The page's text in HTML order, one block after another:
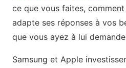
ce que vous faites,
adapte ses réponses à vos
que vous ayez à lui
Samsung et Apple